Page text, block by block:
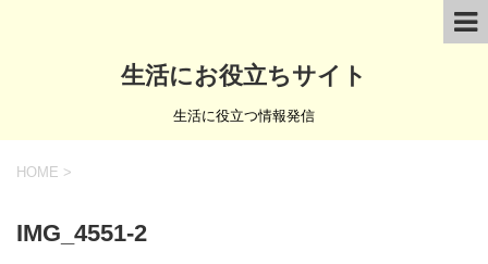
生活にお役立ちサイト
生活に役立つ情報発信
HOME >
IMG_4551-2